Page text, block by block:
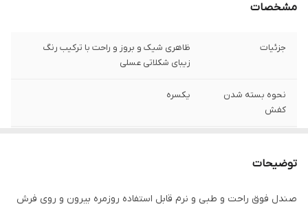
مشخصات
جزئیات
ظاهری شیک و بروز و راحت با ترکیب رنگ
زیبای شکلاتی عسلی
نحوه بسته شدن
کفش
یکسره
جنس چرم مصنوعی
توضیحات
صندل فوق راحت و طبی و نرم قابل استفاده روزمره بیرون و روی فرش